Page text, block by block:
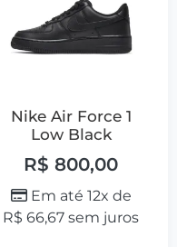
Nike Air Force 1
Low Black
R$ 800,00
Em até 12x de
R$ 66,67 sem juros